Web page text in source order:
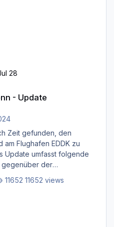
28
- Update
Zeit gefunden, den
am Flughafen EDDK zu
Update umfasst folgende
der
(der Flughafen sollte
11652 views